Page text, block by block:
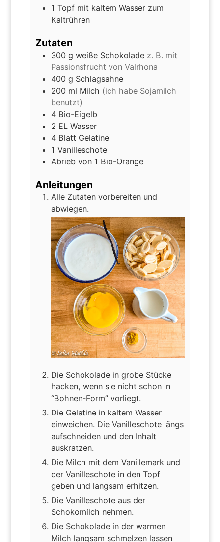
1 Topf mit kaltem Wasser zum
Kaltrühren
Zutaten
300 g weiße Schokolade z. B. mit
Passionsfrucht von Valrhona
400 g Schlagsahne
200 ml Milch (ich habe Sojamilch
benutzt)
4 Bio-Eigelb
2 EL Wasser
4 Blatt Gelatine
1 Vanilleschote
Abrieb von 1 Bio-Orange
Anleitungen
Alle Zutaten vorbereiten und
abwiegen.
Die Schokolade in grobe Stücke
hacken, wenn sie nicht schon in
“Bohnen-Form” vorliegt.
Die Gelatine in kaltem Wasser
einweichen. Die Vanilleschote längs
aufschneiden und den Inhalt
auskratzen.
Die Milch mit dem Vanillemark und
der Vanilleschote in den Topf
geben und langsam erhitzen.
Die Vanilleschote aus der
Schokomilch nehmen.
Die Schokolade in der warmen
Milch langsam schmelzen lassen